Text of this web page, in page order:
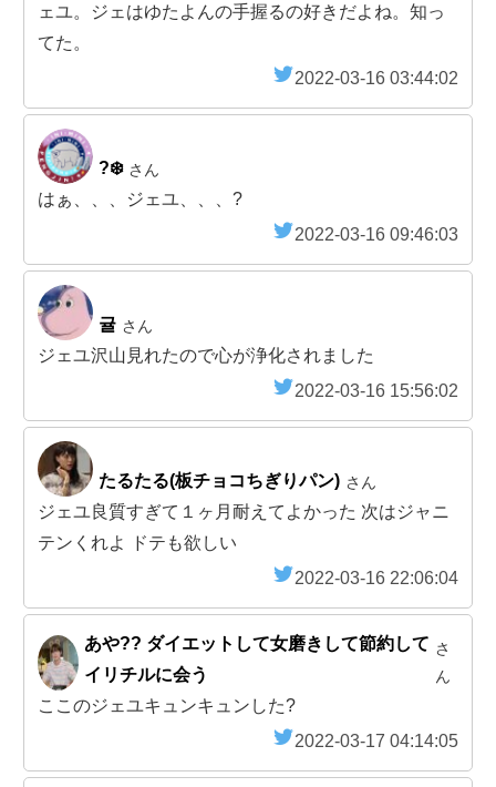
ェユ。ジェはゆたよんの手握るの好きだよね。知っ
てた。
2022-03-16 03:44:02
?‍❄️ さん
はぁ、、、ジェユ、、、?
2022-03-16 09:46:03
귤 さん
ジェユ沢山見れたので心が浄化されました
2022-03-16 15:56:02
たるたる(板チョコちぎりパン) さん
ジェユ良質すぎて１ヶ月耐えてよかった 次はジャニ
テンくれよ ドテも欲しい
2022-03-16 22:06:04
あや?? ダイエットして女磨きして節約して
イリチルに会う
さ
ん
ここのジェユキュンキュンした?
2022-03-17 04:14:05